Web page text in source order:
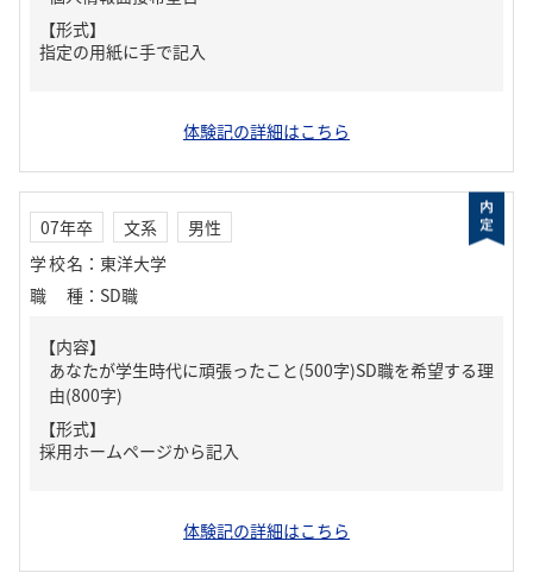
【形式】
指定の用紙に手で記入
体験記の詳細はこちら
07年卒 文系
男性
学校名 ： 東洋大学
職種 ： SD職
【内容】
あなたが学生時代に頑張ったこと(500字)SD職を希望する理
由(800字)
【形式】
採用ホームページから記入
体験記の詳細はこちら